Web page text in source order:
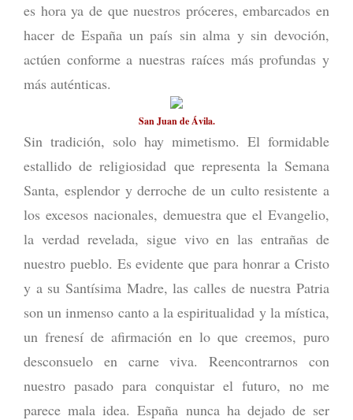
es hora ya de que nuestros próceres, embarcados en
hacer de España un país sin alma y sin devoción,
actúen conforme a nuestras raíces más profundas y
más auténticas.
San Juan de Ávila.
Sin tradición, solo hay mimetismo. El formidable
estallido de religiosidad que representa la Semana
Santa, esplendor y derroche de un culto resistente a
los excesos nacionales, demuestra que el Evangelio,
la verdad revelada, sigue vivo en las entrañas de
nuestro pueblo. Es evidente que para honrar a Cristo
y a su Santísima Madre, las calles de nuestra Patria
son un inmenso canto a la espiritualidad y la mística,
un frenesí de afirmación en lo que creemos, puro
desconsuelo en carne viva. Reencontrarnos con
nuestro pasado para conquistar el futuro, no me
parece mala idea. España nunca ha dejado de ser